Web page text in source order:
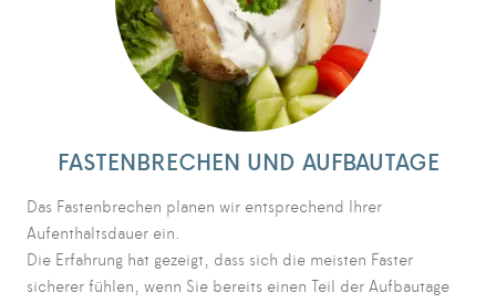
FASTENBRECHEN UND AUFBAUTAGE
Das Fastenbrechen planen wir entsprechend Ihrer
Aufenthaltsdauer ein.
Die Erfahrung hat gezeigt, dass sich die meisten Faster
sicherer fühlen, wenn Sie bereits einen Teil der Aufbautage